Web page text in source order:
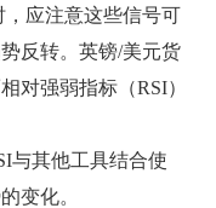
应注意这些信号可
反转。英镑/美元货
对强弱指标（RSI）
与其他工具结合使
变化。